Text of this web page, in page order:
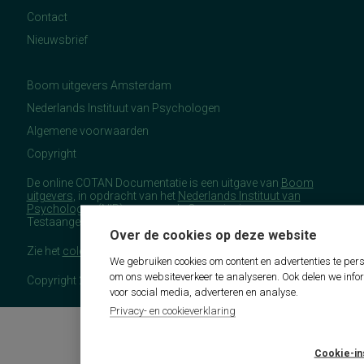
Over de cookies op deze website
We gebruiken cookies om content en advertenties te
om ons websiteverkeer te analyseren. Ook delen we
voor social media, adverteren en analyse.
Privacy- en cookieverklaring
Cookie-
Contact
Nieuwsbrief
Boom uitgevers Amsterdam
Nederlands Instituut van Psychologen
Algemene voorwaarden
Copyright
De online COTAN Documentatie is een uitgave van Boom
uitgevers , in opdracht van het Nederlands Instituut van
Psychologen(NIP), namens de Commissie
Testaangelegenheden Nederland (COTAN).
Zie het colofon
Copyright 2026 - COTAN Documentatie